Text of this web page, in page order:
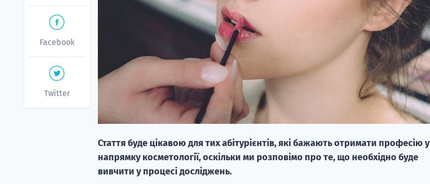
Facebook
Twitter
Стаття буде цікавою для тих абітурієнтів, які бажають отримати професію у
напрямку косметології, оскільки ми розповімо про те, що необхідно буде
вивчити у процесі досліджень.